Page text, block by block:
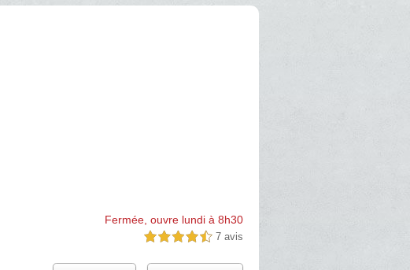
Fermée, ouvre lundi à 8h30
4,5 étoiles sur 5 7 avis